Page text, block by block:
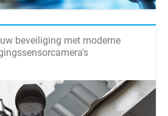
beveiliging met moderne